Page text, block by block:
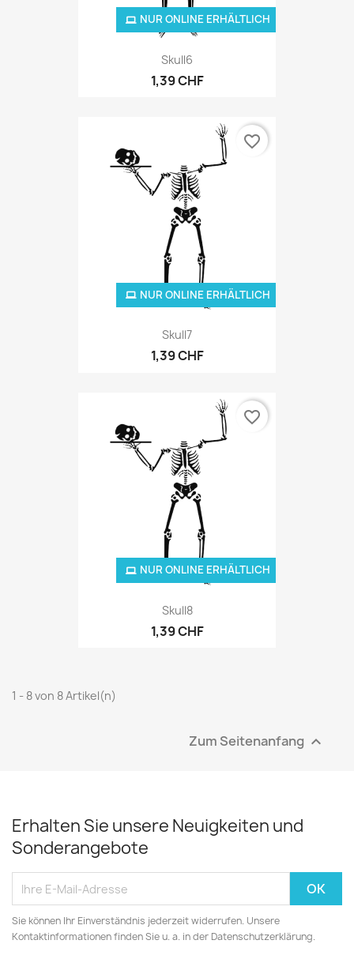
Skull6
1,39 CHF
NUR ONLINE ERHÄLTLICH
Skull7
1,39 CHF
NUR ONLINE ERHÄLTLICH
favorite_border
Skull8
1,39 CHF
NUR ONLINE ERHÄLTLICH
favorite_border
1 - 8 von 8 Artikel(n)
Zum Seitenanfang 
Erhalten Sie unsere Neuigkeiten und
Sonderangebote
Sie können Ihr Einverständnis jederzeit widerrufen. Unsere
Kontaktinformationen finden Sie u. a. in der Datenschutzerklärung.